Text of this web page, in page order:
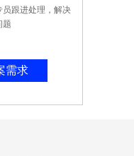
跟进处理，解决
题
需求